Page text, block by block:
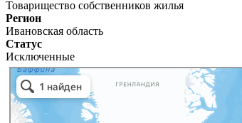
Товарищество собственников жилья
Регион
Ивановская область
Статус
Исключенные